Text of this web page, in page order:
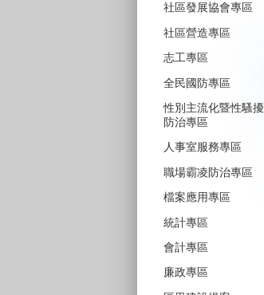
社區發展協會專區
社區營造專區
志工專區
全民國防專區
性別主流化暨性騷擾
防治專區
人事室服務專區
職場霸凌防治專區
檔案應用專區
統計專區
會計專區
廉政專區